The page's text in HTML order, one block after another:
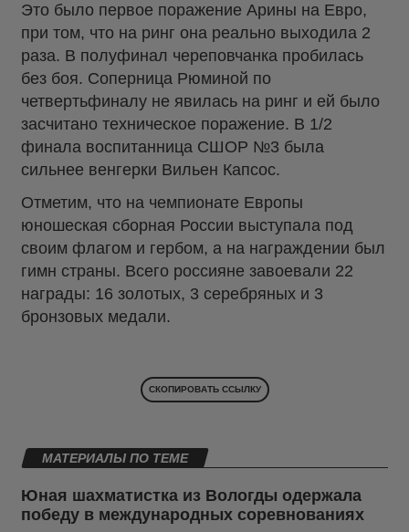
Это было первое поражение Арины на Евро,
при том, что на ринг она реально выходила 2
раза. В полуфинал череповчанка пробилась
без боя. Соперница Рюминой по
четвертьфиналу не явилась на ринг и ей было
засчитано техническое поражение. В 1/2
финала воспитанница СШОР №3 была
сильнее венгерки Вильен Капсос.
Отметим, что на чемпионате Европы
юношеская сборная России выступала под
своим флагом и гербом, а на награждении был
гимн страны. Всего россияне завоевали 22
награды: 16 золотых, 3 серебряных и 3
бронзовых медали.
СКОПИРОВАТЬ ССЫЛКУ
МАТЕРИАЛЫ ПО ТЕМЕ
Юная шахматистка из Вологды одержала
победу в международных соревнованиях